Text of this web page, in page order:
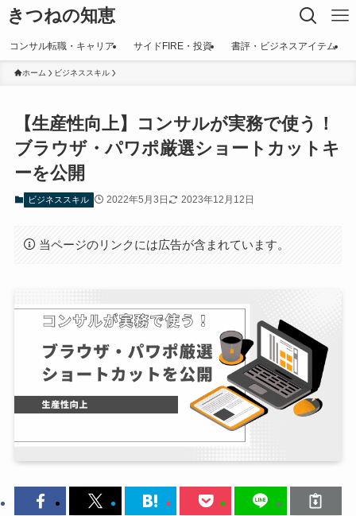
きつねの知恵
コンサル転職・キャリア サイドFIRE・投資 書評・ビジネスアイテム
ホーム ビジネススキル
【生産性向上】コンサルが実務で使う！
ブラウザ・パワポ厳選ショートカットキ
ーを公開
ビジネススキル 2022年5月3日 2023年12月12日
当ページのリンクには広告が含まれています。